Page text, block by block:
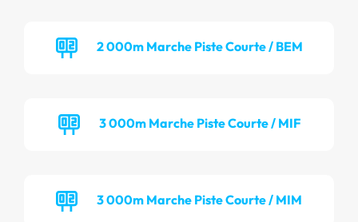
2 000m Marche Piste Courte / BEM
3 000m Marche Piste Courte / MIF
3 000m Marche Piste Courte / MIM